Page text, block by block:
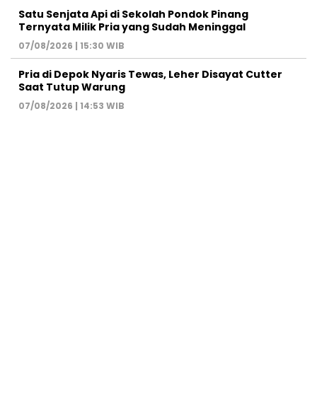
Satu Senjata Api di Sekolah Pondok Pinang
Ternyata Milik Pria yang Sudah Meninggal
07/08/2026 | 15:30 WIB
Pria di Depok Nyaris Tewas, Leher Disayat Cutter
Saat Tutup Warung
07/08/2026 | 14:53 WIB